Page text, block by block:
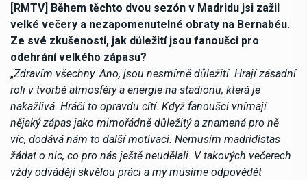
[RMTV] Během těchto dvou sezón v Madridu jsi zažil
velké večery a nezapomenutelné obraty na Bernabéu.
Ze své zkušenosti, jak důležití jsou fanoušci pro
odehrání velkého zápasu?
„Zdravím všechny. Ano, jsou nesmírně důležití. Hrají zásadní
roli v tvorbě atmosféry a energie na stadionu, která je
nakažlivá. Hráči to opravdu cítí. Když fanoušci vnímají
nějaký zápas jako mimořádně důležitý a znamená pro ně
víc, dodává nám to další motivaci. Nemusím madridistas
žádat o nic, co pro nás ještě neudělali. V takových večerech
vždy odvádějí skvělou práci a my musíme odpovědět